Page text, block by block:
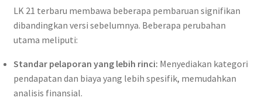
LK 21 terbaru membawa beberapa pembaruan signifikan
dibandingkan versi sebelumnya. Beberapa perubahan
utama meliputi:
Standar pelaporan yang lebih rinci: Menyediakan kategori
pendapatan dan biaya yang lebih spesifik, memudahkan
analisis finansial.